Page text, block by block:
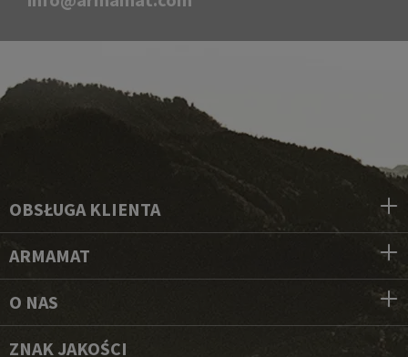
OBSŁUGA KLIENTA
ARMAMAT
O NAS
ZNAK JAKOŚCI